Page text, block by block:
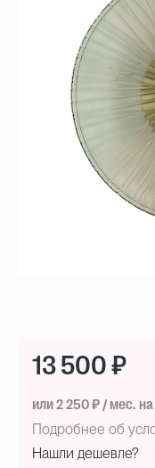
13 500 ₽
или 2 250 ₽ / мес.
Подробнее об
Нашли дешевле?